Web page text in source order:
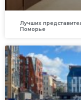
Лучших
Поморье